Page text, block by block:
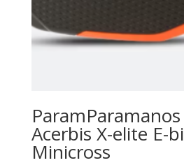
Acerbis X-elite E-
Minicross